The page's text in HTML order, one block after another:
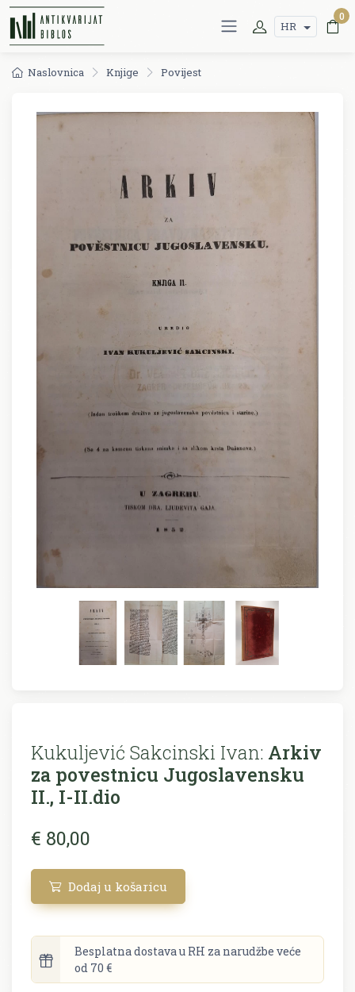
HR
0
Naslovnica Knjige Povijest
Kukuljević Sakcinski Ivan: Arkiv
za povestnicu Jugoslavensku
II., I-II.dio
€ 80,00
Dodaj u košaricu
Besplatna dostava u RH za narudžbe veće
od 70 €